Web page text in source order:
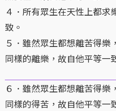
４．所有眾生在天性上都求
致。
５．雖然眾生都想離苦得樂
同樣的離樂，故自他平等一
６．雖然眾生都想離苦得樂
同樣的得苦，故自他平等一